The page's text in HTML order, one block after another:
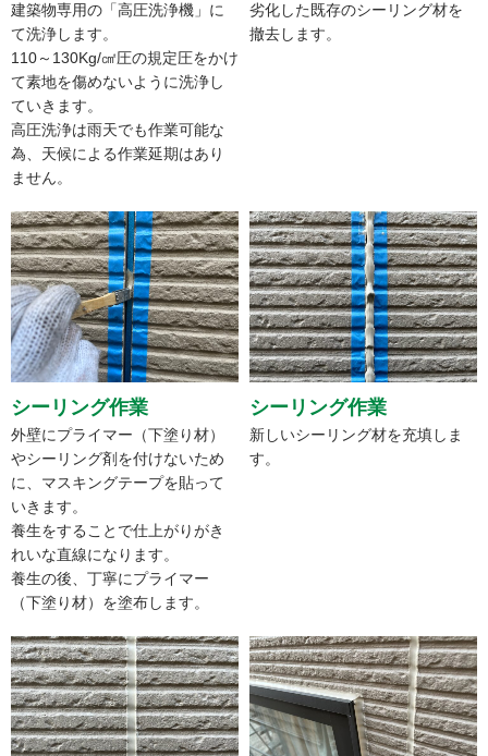
建築物専用の「高圧洗浄機」に
て洗浄します。
110～130Kg/㎠圧の規定圧をかけ
て素地を傷めないように洗浄し
ていきます。
高圧洗浄は雨天でも作業可能な
為、天候による作業延期はあり
ません。
劣化した既存のシーリング材を
撤去します。
シーリング作業
外壁にプライマー（下塗り材）
やシーリング剤を付けないため
に、マスキングテープを貼って
いきます。
養生をすることで仕上がりがき
れいな直線になります。
養生の後、丁寧にプライマー
（下塗り材）を塗布します。
シーリング作業
新しいシーリング材を充填しま
す。